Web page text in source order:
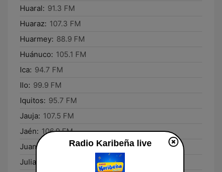
Huaral: 91.3 FM
Huaraz: 107.3 FM
Huarmey: 88.9 FM
Huánuco: 105.1 FM
Ica: 94.7 FM
Ilo: 99.9 FM
Iquitos: 95.7 FM
Jauja: 107.5 FM
Jaén: 106.9 FM
Juanjuí:
100.7 FM
Juliaca:
Radio Karibeña live